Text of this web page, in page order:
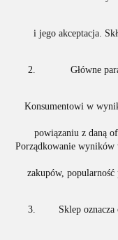
i jego akceptacja.
Główne
Konsumentowi w
powiązaniu z daną
Porządkowanie
zakupów,
Sklep